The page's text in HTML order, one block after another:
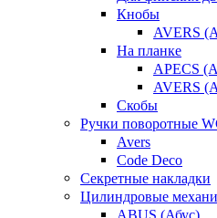
Кнобы
AVERS
На планке
APECS
AVERS
Скобы
Ручки поворотные
Avers
Code Deco
Секретные накладки
Цилиндровые